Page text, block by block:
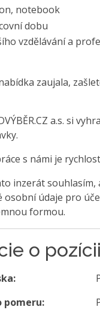
notebook
dobu
vzdělávání a
zaujala,
a.s. si
s námi je
inzerát souhlasím,
osobní údaje pro
formou.
o pozícii
pomeru: